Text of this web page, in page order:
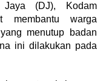
Jaya (DJ), Kodam
membantu warga
menutup badan
ini dilakukan pada